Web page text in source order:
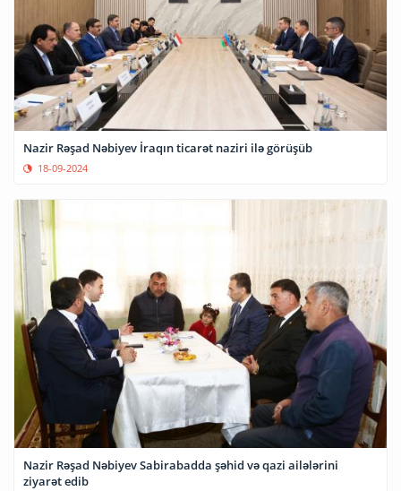
Nazir Rəşad Nəbiyev İraqın ticarət naziri ilə görüşüb
18-09-2024
Nazir Rəşad Nəbiyev Sabirabadda şəhid və qazi ailələrini
ziyarət edib